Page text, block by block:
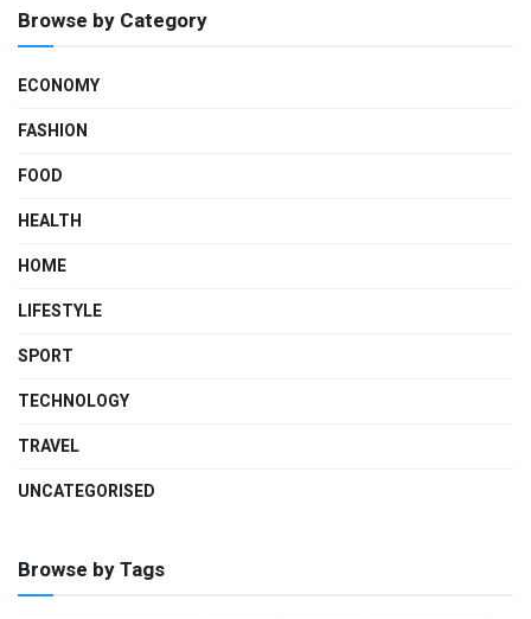
Browse by Category
ECONOMY
FASHION
FOOD
HEALTH
HOME
LIFESTYLE
SPORT
TECHNOLOGY
TRAVEL
UNCATEGORISED
Browse by Tags